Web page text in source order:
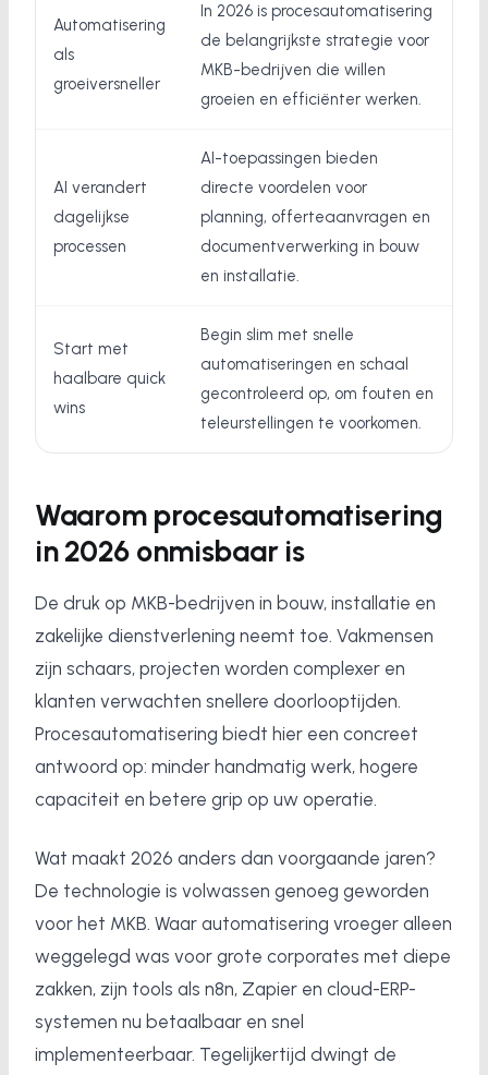
Automatisering
als
groeiversneller
In 2026 is procesautomatisering
de belangrijkste strategie voor
MKB-bedrijven die willen
groeien en efficiënter werken.
AI verandert
dagelijkse
processen
AI-toepassingen bieden
directe voordelen voor
planning, offerteaanvragen en
documentverwerking in bouw
en installatie.
Start met
haalbare quick
wins
Begin slim met snelle
automatiseringen en schaal
gecontroleerd op, om fouten en
teleurstellingen te voorkomen.
Waarom procesautomatisering
in 2026 onmisbaar is
De druk op MKB-bedrijven in bouw, installatie en
zakelijke dienstverlening neemt toe. Vakmensen
zijn schaars, projecten worden complexer en
klanten verwachten snellere doorlooptijden.
Procesautomatisering biedt hier een concreet
antwoord op: minder handmatig werk, hogere
capaciteit en betere grip op uw operatie.
Wat maakt 2026 anders dan voorgaande jaren?
De technologie is volwassen genoeg geworden
voor het MKB. Waar automatisering vroeger alleen
weggelegd was voor grote corporates met diepe
zakken, zijn tools als n8n, Zapier en cloud-ERP-
systemen nu betaalbaar en snel
implementeerbaar. Tegelijkertijd dwingt de